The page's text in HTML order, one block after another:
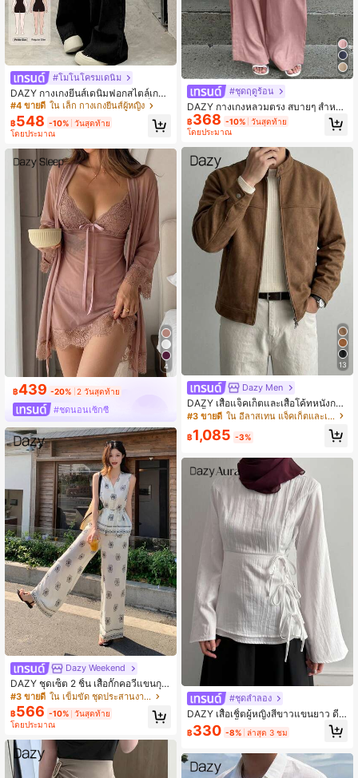
#โมโนโครมเดนิม
DAZY กางเกงยีนส์เดนิมฟอกสไตล์เกาห
ลีหลวมๆลำลองสำหรับผู้หญิงไซส์เล็ก
#4 ขายดี ใน เล็ก กางเกงยีนส์ผู้หญิง
฿548 -10% วันสุดท้าย
โดยประมาณ
4
฿439 -20% 2 วันสุดท้าย
#ชุดนอนเซ็กซี่
Dazy Weekend
DAZY ชุดเซ็ต 2 ชิ้น เสื้อกั๊กคอวีแขนกุด
ลายเหรียญวินเทจและกางเกงผ้าลินินขา
บานสำหรับผู้หญิง ชุดสำหรับวันหยุดฤดู
ร้อน
#3 ขายดี ใน เข็มขัด ชุดประสานงานสตรี
฿566 -10% วันสุดท้าย
โดยประมาณ
#ชุดฤดูร้อน
DAZY กางเกงหลวมตรง สบายๆ สำหรับ
ผู้หญิงในฤดูร้อน เหมาะสำหรับการพักผ่
อนบนชายหาด
฿368 -10% วันสุดท้าย
โดยประมาณ
13
Dazy Men
DAZY เสื้อแจ็คเก็ตและเสื้อโค้ทหนังกลั
บสีน้ำตาลสำหรับผู้ชาย, ฤดูใบไม้ร่วง/ฤ
#3 ขายดี ใน อีลาสเทน แจ็คเก็ตและเสื้อโค้ทสำหรับผู้ชาย
฿1,085 -3%
#ชุดลำลอง
DAZY เสื้อเชิ้ตผู้หญิงสีขาวแขนยาว ดีไ
ซน์ลำลองสีพื้น สไตล์ Old Money Quie
t Luxury สำหรับออฟฟิศและเดินทางไป
ทน์
฿330 -8% ล่าสุด 3 ชม